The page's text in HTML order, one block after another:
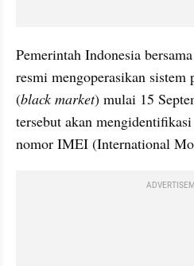
Pemerintah Indonesia
resmi mengoperasikan sistem
(black market) mulai 15
tersebut akan
nomor IMEI (International